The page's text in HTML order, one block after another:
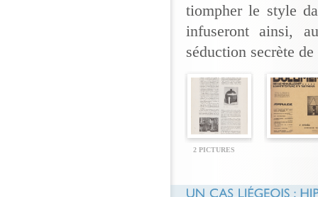
tiompher le style
infuseront ainsi,
séduction secrète
2 PICTURES